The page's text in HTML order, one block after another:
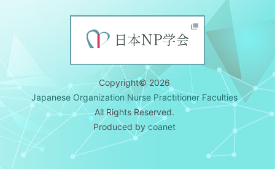
Copyright© 2026
Japanese Organization Nurse Practitioner Faculties
All Rights Reserved.
Produced bycoanet